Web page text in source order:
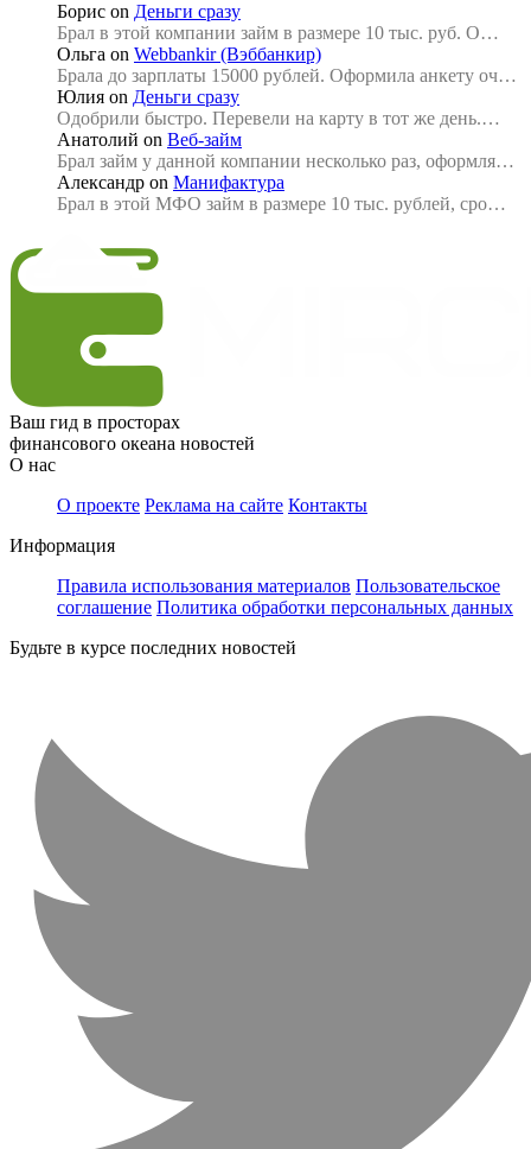
Борис on Деньги сразу
Брал в этой компании займ в размере 10 тыс. руб. О…
Ольга on Webbankir (Вэббанкир)
Брала до зарплаты 15000 рублей. Оформила анкету оч…
Юлия on Деньги сразу
Одобрили быстро. Перевели на карту в тот же день.…
Анатолий on Веб-займ
Брал займ у данной компании несколько раз, оформля…
Александр on Манифактура
Брал в этой МФО займ в размере 10 тыс. рублей, сро…
Ваш гид в просторах
финансового океана новостей
О нас
О проекте Реклама на сайте Контакты
Информация
Правила использования материалов Пользовательское
соглашение Политика обработки персональных данных
Будьте в курсе последних новостей